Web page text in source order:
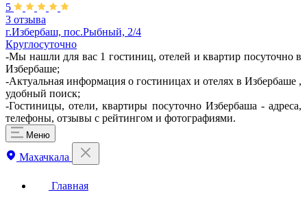
5
3 отзыва
г.Избербаш, пос.Рыбный, 2/4
Круглосуточно
-Мы нашли для вас 1 гостиниц, отелей и квартир посуточно в
Избербаше;
-Актуальная информация о гостиницах и отелях в Избербаше ,
удобный поиск;
-Гостиницы, отели, квартиры посуточно Избербаша - адреса,
телефоны, отзывы с рейтингом и фотографиями.
Меню
Махачкала
Главная